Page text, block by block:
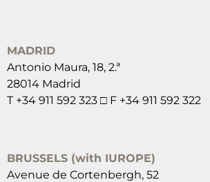
MADRID
Antonio Maura, 18, 2.ª
28014 Madrid
T +34 911 592 323 □ F +34 911 592 322
BRUSSELS (with IUROPE)
Avenue de Cortenbergh, 52